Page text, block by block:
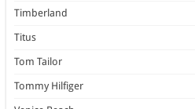
Timberland
Titus
Tom Tailor
Tommy Hilfiger